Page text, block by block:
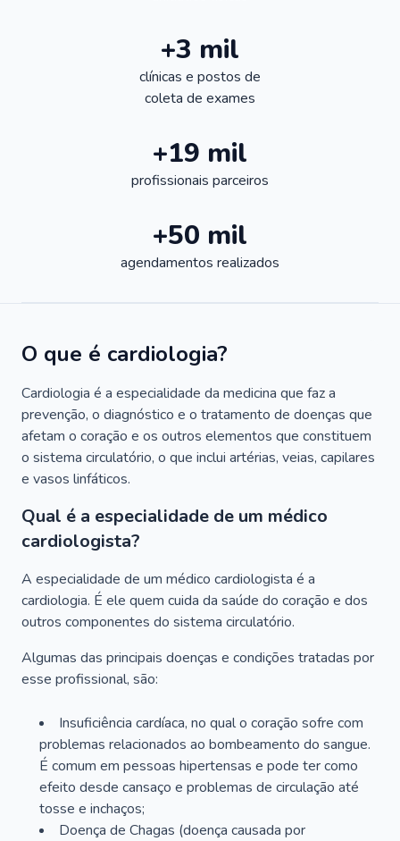
+3 mil
clínicas e postos de
coleta de exames
+19 mil
profissionais parceiros
+50 mil
agendamentos realizados
O que é cardiologia?
Cardiologia é a especialidade da medicina que faz a
prevenção, o diagnóstico e o tratamento de doenças que
afetam o coração e os outros elementos que constituem
o sistema circulatório, o que inclui artérias, veias, capilares
e vasos linfáticos.
Qual é a especialidade de um médico
cardiologista?
A especialidade de um médico cardiologista é a
cardiologia. É ele quem cuida da saúde do coração e dos
outros componentes do sistema circulatório.
Algumas das principais doenças e condições tratadas por
esse profissional, são:
Insuficiência cardíaca, no qual o coração sofre com
problemas relacionados ao bombeamento do sangue.
É comum em pessoas hipertensas e pode ter como
efeito desde cansaço e problemas de circulação até
tosse e inchaços;
Doença de Chagas (doença causada por